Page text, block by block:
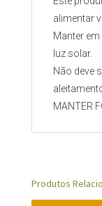
alimentar
Manter
luz solar.
Não deve
MANTER
Produtos